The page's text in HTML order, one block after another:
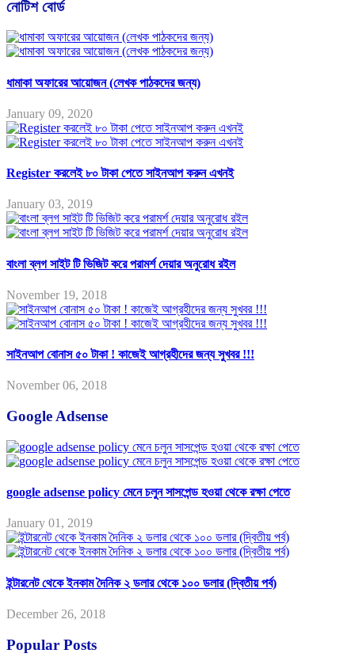
নোটিশ বোর্ড
ধামাকা অফারের আয়োজন (লেখক পাঠকদের জন্য)
January 09, 2020
Register করলেই ৮০ টাকা পেতে সাইনআপ করুন এখনই
January 03, 2019
বাংলা ব্লগ সাইট টি ভিজিট করে পরামর্শ দেয়ার অনুরোধ রইল
November 19, 2018
সাইনআপ বোনাস ৫০ টাকা ! কাজেই আগ্রহীদের জন্য সুখবর !!!
November 06, 2018
Google Adsense
google adsense policy মেনে চলুন সাসপেন্ড হওয়া থেকে রক্ষা পেতে
January 01, 2019
ইন্টারনেট থেকে ইনকাম দৈনিক ২ ডলার থেকে ১০০ ডলার (দ্বিতীয় পর্ব)
December 26, 2018
Popular Posts